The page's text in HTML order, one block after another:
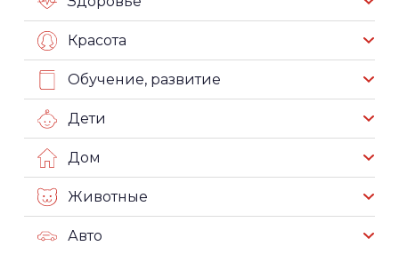
Красота
Обучение, развитие
Дети
Дом
Животные
Авто